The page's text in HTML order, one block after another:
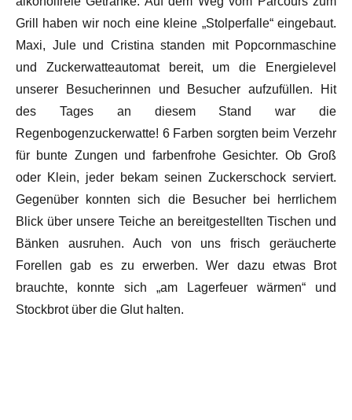
Grill haben wir noch eine kleine „Stolperfalle“ eingebaut.
Maxi, Jule und Cristina standen mit Popcornmaschine
und Zuckerwatteautomat bereit, um die Energielevel
unserer Besucherinnen und Besucher aufzufüllen. Hit
des Tages an diesem Stand war die
Regenbogenzuckerwatte! 6 Farben sorgten beim Verzehr
für bunte Zungen und farbenfrohe Gesichter. Ob Groß
oder Klein, jeder bekam seinen Zuckerschock serviert.
Gegenüber konnten sich die Besucher bei herrlichem
Blick über unsere Teiche an bereitgestellten Tischen und
Bänken ausruhen. Auch von uns frisch geräucherte
Forellen gab es zu erwerben. Wer dazu etwas Brot
brauchte, konnte sich „am Lagerfeuer wärmen“ und
Stockbrot über die Glut halten.